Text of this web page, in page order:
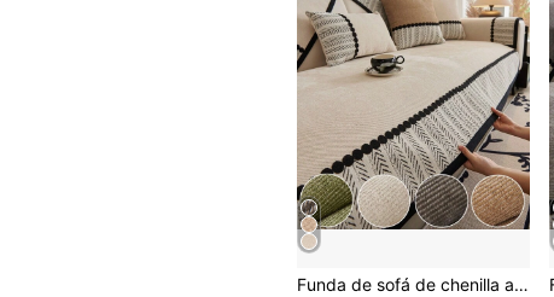
Funda de sofá de chenilla antideslizante para las 4 estaciones, cojín grueso, manta cálida, respaldo, apoyabrazos, alfombrilla para mascotas, almohadilla protectora para sofá de dormitorio/oficina, alfombra decorativa para sofá de 1/2/3/4 plazas, 1 pieza